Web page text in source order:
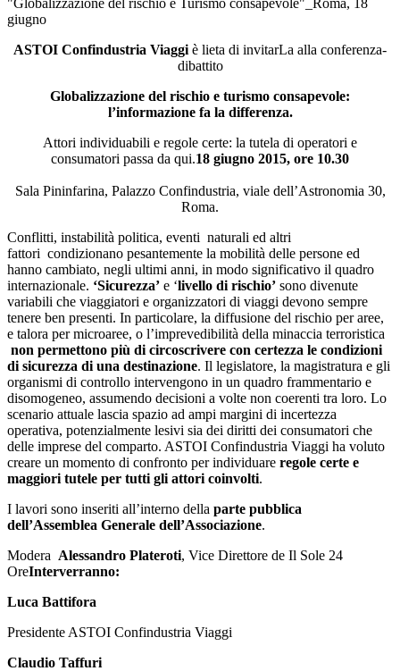
"Globalizzazione del rischio e Turismo consapevole"_Roma, 18
giugno
ASTOI Confindustria Viaggi è lieta di invitarLa alla conferenza-
dibattito
Globalizzazione del rischio e turismo consapevole:
l’informazione fa la differenza.
Attori individuabili e regole certe: la tutela di operatori e
consumatori passa da qui.18 giugno 2015, ore 10.30
Sala Pininfarina, Palazzo Confindustria, viale dell’Astronomia 30,
Roma.
Conflitti, instabilità politica, eventi naturali ed altri
fattori condizionano pesantemente la mobilità delle persone ed
hanno cambiato, negli ultimi anni, in modo significativo il quadro
internazionale. ‘Sicurezza’ e ‘livello di rischio’ sono divenute
variabili che viaggiatori e organizzatori di viaggi devono sempre
tenere ben presenti. In particolare, la diffusione del rischio per aree,
e talora per microaree, o l’imprevedibilità della minaccia terroristica
non permettono più di circoscrivere con certezza le condizioni
di sicurezza di una destinazione. Il legislatore, la magistratura e gli
organismi di controllo intervengono in un quadro frammentario e
disomogeneo, assumendo decisioni a volte non coerenti tra loro. Lo
scenario attuale lascia spazio ad ampi margini di incertezza
operativa, potenzialmente lesivi sia dei diritti dei consumatori che
delle imprese del comparto. ASTOI Confindustria Viaggi ha voluto
creare un momento di confronto per individuare regole certe e
maggiori tutele per tutti gli attori coinvolti.
I lavori sono inseriti all’interno della parte pubblica
dell’Assemblea Generale dell’Associazione.
Modera Alessandro Plateroti, Vice Direttore de Il Sole 24
OreInterverranno:
Luca Battifora
Presidente ASTOI Confindustria Viaggi
Claudio Taffuri